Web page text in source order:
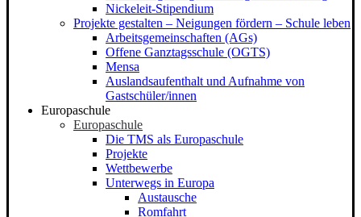
Nickeleit-Stipendium
Projekte gestalten – Neigungen fördern – Schule leben
Arbeitsgemeinschaften (AGs)
Offene Ganztagsschule (OGTS)
Mensa
Auslandsaufenthalt und Aufnahme von
Gastschüler/innen
Europaschule
Europaschule
Die TMS als Europaschule
Projekte
Wettbewerbe
Unterwegs in Europa
Austausche
Romfahrt